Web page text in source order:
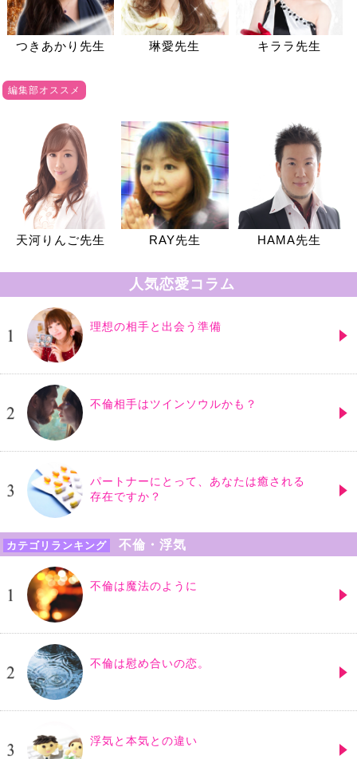
つきあかり先生 琳愛先生 キララ先生
編集部オススメ
天河りんご先生 RAY先生 HAMA先生
人気恋愛コラム
理想の相手と出会う準備
不倫相手はツインソウルかも？
パートナーにとって、あなたは癒される
存在ですか？
カテゴリランキング 不倫・浮気
不倫は魔法のように
不倫は慰め合いの恋。
浮気と本気との違い